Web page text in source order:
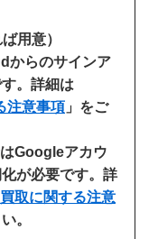
用意）
からのサインア
。詳細は
注意事項 」をご
はGoogleアカウ
が必要です。詳
取に関する注意
。